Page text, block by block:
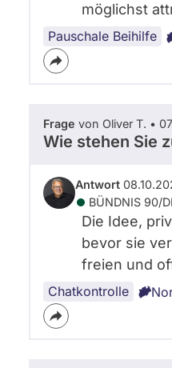
möglichst
Pauschale Beihilfe
Frage von Oliver T. •
Wie stehen Sie
Antwort
BÜNDNIS 90/­
Die Idee,
bevor sie
freien und
Chatkontrolle